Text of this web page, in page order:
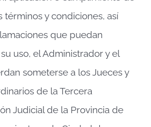
términos y condiciones, así
que puedan
uso, el Administrador y el
someterse a los Jueces y
de la Tercera
Judicial de la Provincia de